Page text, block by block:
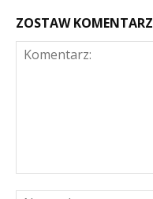
ZOSTAW KOMENTARZ